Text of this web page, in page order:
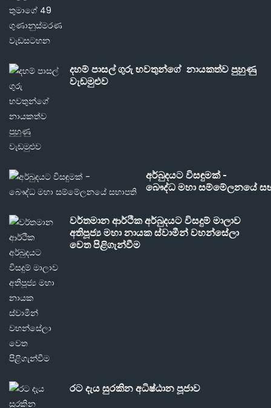
දහම් පාසල් ගුරු භවතුන්ගේ නායකත්ව පුහුණු
වැඩමුළුව
අර්බුදයට විසඳුමක් -
බෞද්ධ මහා සම්මේලනයේ
වර්තමාන ආර්ථික අර්බුදයට විසදුම් මාලාව
අතිපූජ්‍ය මහා නායක ස්වාමීන් වහන්සේලා
වෙත පිළිගැන්වීම
රට දැය සුරකින අධිෂ්ඨාන පූජාව